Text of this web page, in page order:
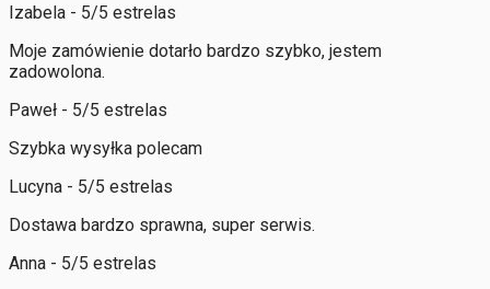
Izabela - 5/5 estrelas
Moje zamówienie dotarło bardzo szybko, jestem
zadowolona.
Paweł - 5/5 estrelas
Szybka wysyłka polecam
Lucyna - 5/5 estrelas
Dostawa bardzo sprawna, super serwis.
Anna - 5/5 estrelas